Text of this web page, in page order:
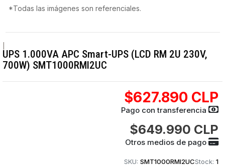
*Todas las imágenes son referenciales.
UPS 1.000VA APC Smart-UPS (LCD RM 2U 230V,
700W) SMT1000RMI2UC
$627.890 CLP
Pago con transferencia
$649.990 CLP
Otros medios de pago
SKU: SMT1000RMI2UCStock: 1